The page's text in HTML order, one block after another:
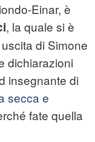
Einar, è
, la quale si è
di Simone
dichiarazioni
insegnante di
secca e
fate quella